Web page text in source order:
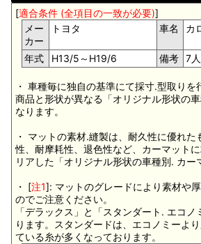
[適合条件 (全項目の一致が必要)]
メー
カー
トヨタ 車名 カ
年式 H13/5～H19/6 備考 7
・ 車種毎に独自の基準にて採寸.型取り
商品と形状が異なる「オリジナル形状の
なります。
・ マットの素材.縫製は、耐久性に優れ
性、耐摩耗性、退色性など、カーマット
リアした「オリジナル形状の車種別. カー
・ [注1]: マットのグレードにより素材や
のでご注意ください。
「デラックス」と「スタンダート. エコ
ります。スタンダードは、エコノミーよ
ている糸が多くなっております。